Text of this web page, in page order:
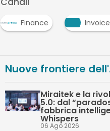
Finance
Nuove frontiere
Miraitek e la
5.0: dal
fabbrica
Whispers
06 Ago 2026